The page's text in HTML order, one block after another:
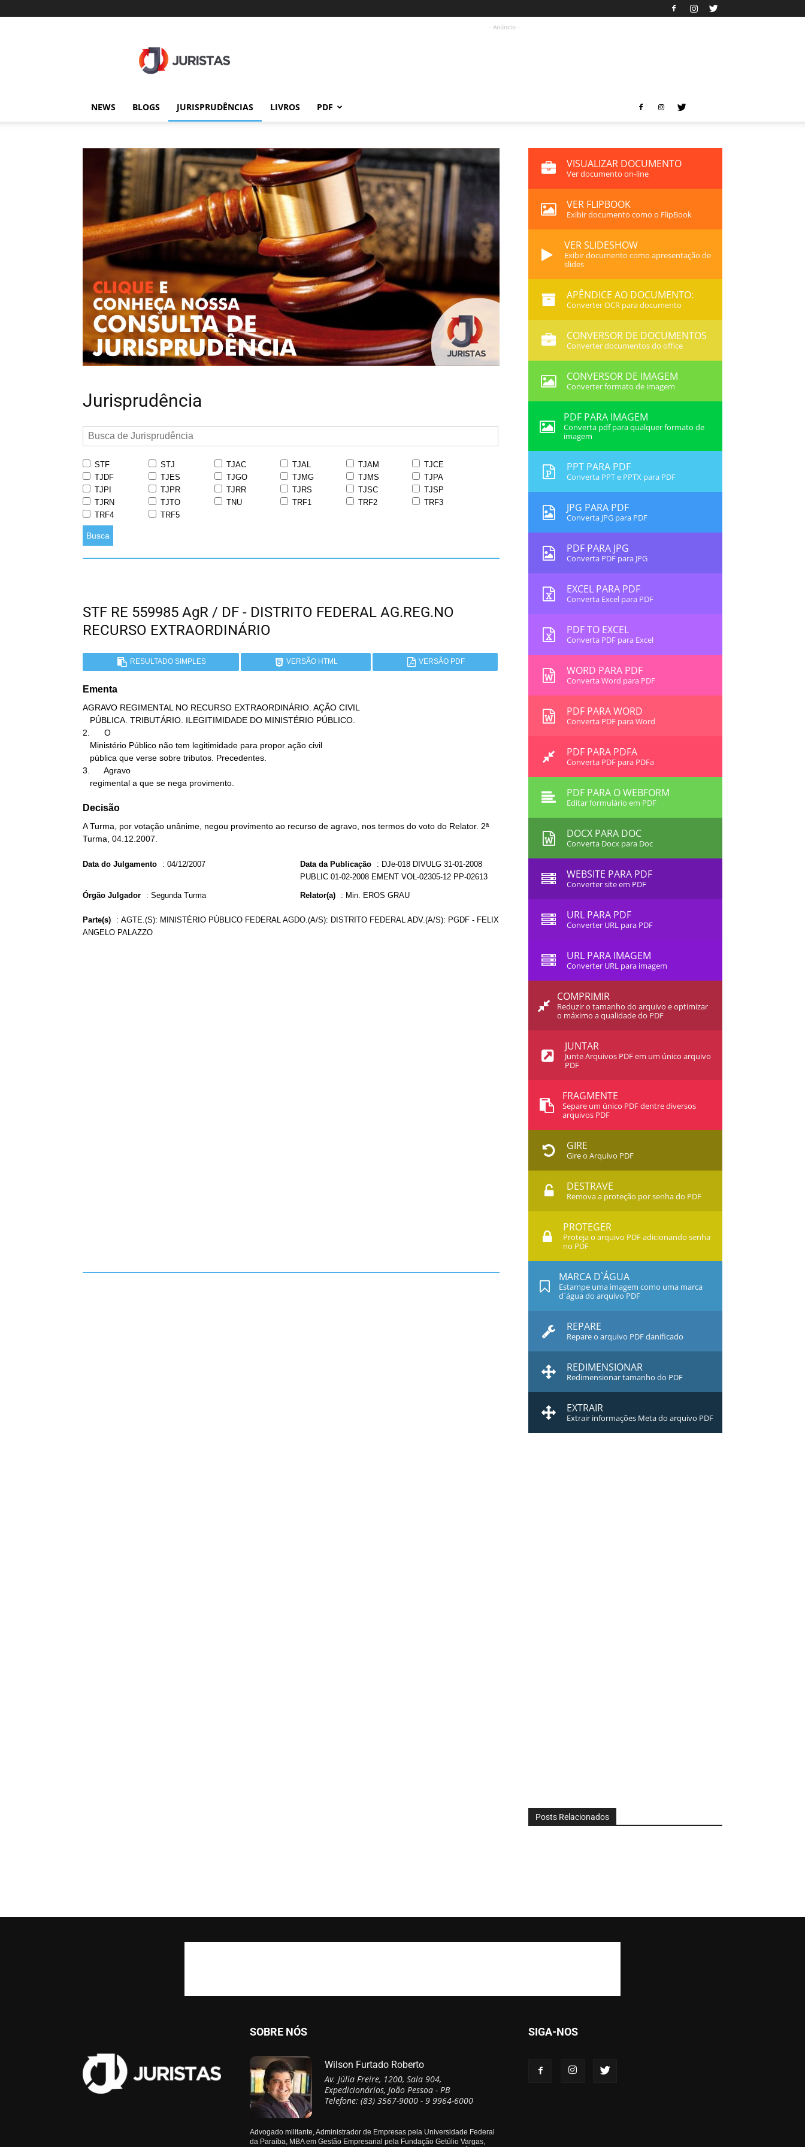
- Anúncio -
NEWS BLOGS JURISPRUDÊNCIAS LIVROS PDF
Jurisprudência
STF STJ TJAC TJAL TJAM
TJCE
TJDF
TJES TJGO TJMG TJMS
TJPA
TJPI
TJPR TJRR TJRS TJSC
TJSP
TJRN
TJTO TNU TRF1 TRF2
TRF3
TRF4
TRF5
Busca
STF RE 559985 AgR / DF - DISTRITO FEDERAL AG.REG.NO
RECURSO EXTRAORDINÁRIO
RESULTADO SIMPLES VERSÃO HTML VERSÃO PDF
Ementa
AGRAVO REGIMENTAL NO RECURSO EXTRAORDINÁRIO. AÇÃO CIVIL
2.      O
3.      Agravo
   regimental a que se nega provimento.
Decisão
A Turma, por votação unânime, negou provimento ao recurso de agravo, nos termos do voto do Relator. 2ª
Turma, 04.12.2007.
Data do Julgamento : 04/12/2007 Data da Publicação : DJe-018 DIVULG 31-01-2008
PUBLIC 01-02-2008 EMENT VOL-02305-12 PP-02613
Órgão Julgador : Segunda Turma Relator(a) : Min. EROS GRAU
Parte(s) : AGTE.(S): MINISTÉRIO PÚBLICO FEDERAL AGDO.(A/S): DISTRITO FEDERAL ADV.(A/S): PGDF - FELIX
ANGELO PALAZZO
VISUALIZAR DOCUMENTO
Ver documento on-line
VER FLIPBOOK
Exibir documento como o FlipBook
VER SLIDESHOW
Exibir documento como apresentação de
slides
APÊNDICE AO DOCUMENTO:
Converter OCR para documento
CONVERSOR DE DOCUMENTOS
Converter documentos do office
CONVERSOR DE IMAGEM
Converter formato de imagem
PDF PARA IMAGEM
Converta pdf para qualquer formato de
imagem
PPT PARA PDF
Converta PPT e PPTX para PDF
JPG PARA PDF
Converta JPG para PDF
PDF PARA JPG
Converta PDF para JPG
EXCEL PARA PDF
Converta Excel para PDF
PDF TO EXCEL
Converta PDF para Excel
WORD PARA PDF
Converta Word para PDF
PDF PARA WORD
Converta PDF para Word
PDF PARA PDFA
Converta PDF para PDFa
PDF PARA O WEBFORM
Editar formulário em PDF
DOCX PARA DOC
Converta Docx para Doc
WEBSITE PARA PDF
Converter site em PDF
URL PARA PDF
Converter URL para PDF
URL PARA IMAGEM
Converter URL para imagem
COMPRIMIR
Reduzir o tamanho do arquivo e optimizar
o máximo a qualidade do PDF
JUNTAR
Junte Arquivos PDF em um único arquivo
PDF
FRAGMENTE
Separe um único PDF dentre diversos
arquivos PDF
GIRE
Gire o Arquivo PDF
DESTRAVE
Remova a proteção por senha do PDF
PROTEGER
Proteja o arquivo PDF adicionando senha
no PDF
MARCA D`ÁGUA
Estampe uma imagem como uma marca
d`água do arquivo PDF
REPARE
Repare o arquivo PDF danificado
REDIMENSIONAR
Redimensionar tamanho do PDF
EXTRAIR
Extrair informações Meta do arquivo PDF
Posts Relacionados
SOBRE NÓS
Wilson Furtado Roberto
Av. Júlia Freire, 1200, Sala 904,
Expedicionários, João Pessoa - PB
Telefone: (83) 3567-9000 - 9 9964-6000
Advogado militante, Administrador de Empresas pela Universidade Federal
da Paraíba, MBA em Gestão Empresarial pela Fundação Getúlio Vargas,
SIGA-NOS